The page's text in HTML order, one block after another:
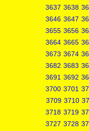
3637 3638
3646 3647
3655 3656
3664 3665
3673 3674
3682 3683
3691 3692
3700 3701
3709 3710
3718 3719
3727 3728